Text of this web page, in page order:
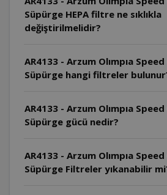
Süpürge HEPA filtre ne sıklıkla
değiştirilmelidir?
AR4133 - Arzum Olımpıa Speed
Süpürge hangi filtreler
AR4133 - Arzum Olımpıa Speed
Süpürge gücü nedir?
AR4133 - Arzum Olımpıa Speed
Süpürge Filtreler yıkanabilir